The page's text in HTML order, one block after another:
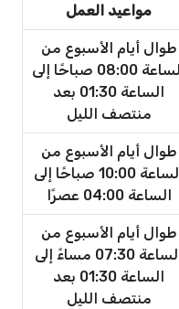
مواعيد العمل
طوال أيام الأسبوع من
الساعة 08:00 صباحًا إلى
الساعة 01:30 بعد
منتصف الليل
طوال أيام الأسبوع من
الساعة 10:00 صباحًا إلى
الساعة 04:00 عصرًا
طوال أيام الأسبوع من
الساعة 07:30 مساءً إلى
الساعة 01:30 بعد
منتصف الليل